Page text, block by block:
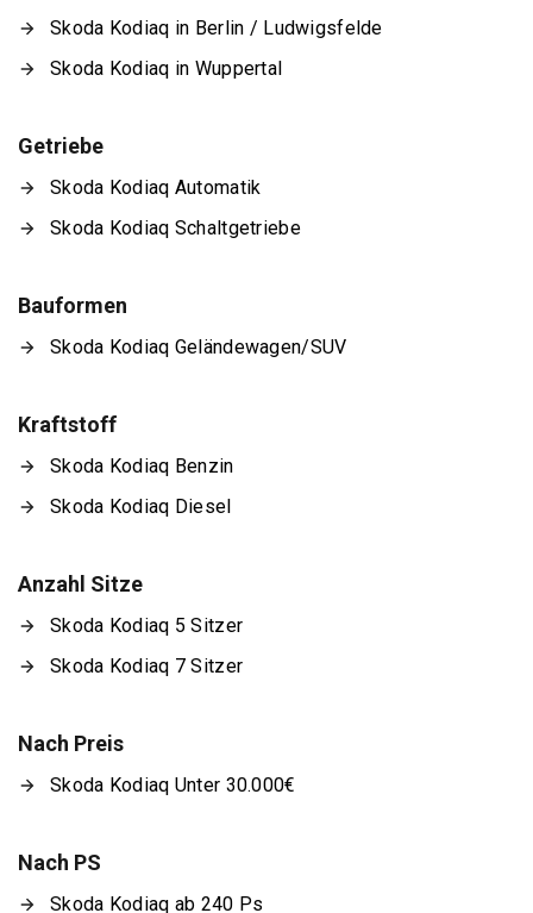
Skoda Kodiaq in Berlin / Ludwigsfelde
Skoda Kodiaq in Wuppertal
Getriebe
Skoda Kodiaq Automatik
Skoda Kodiaq Schaltgetriebe
Bauformen
Skoda Kodiaq Geländewagen/SUV
Kraftstoff
Skoda Kodiaq Benzin
Skoda Kodiaq Diesel
Anzahl Sitze
Skoda Kodiaq 5 Sitzer
Skoda Kodiaq 7 Sitzer
Nach Preis
Skoda Kodiaq Unter 30.000€
Nach PS
Skoda Kodiaq ab 240 Ps